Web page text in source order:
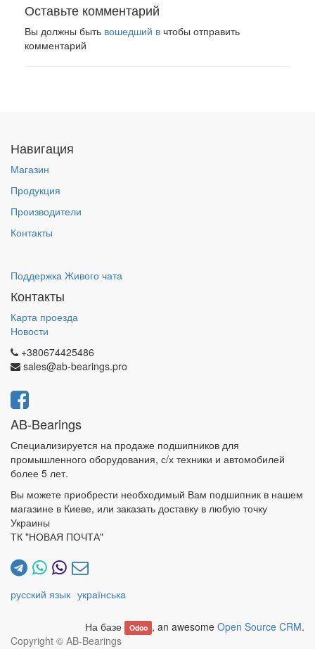
Оставьте комментарий
Вы должны быть вошедший в чтобы отправить
комментарий
Навигация
Магазин
Продукция
Производители
Контакты
Поддержка Живого чата
Контакты
Карта проезда
Новости
+380674425486
sales@ab-bearings.pro
AB-Bearings
Специализируется на продаже подшипников для
промышленного оборудования, с/х техники и автомобилей
более 5 лет.
Вы можете приобрести необходимый Вам подшипник в нашем
магазине в Киеве, или заказать доставку в любую точку
Украины
ТК "НОВАЯ ПОЧТА"
русский язык українська
На базе Odoo , an awesome Open Source CRM.
Copyright © AB-Bearings